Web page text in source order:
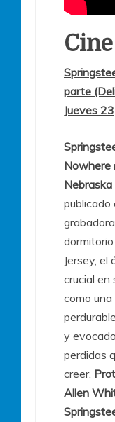
Cine
parte
Jueves 23
Nowhere
publicado
Jersey, el
crucial en
como
y
perdidas
creer.
Allen